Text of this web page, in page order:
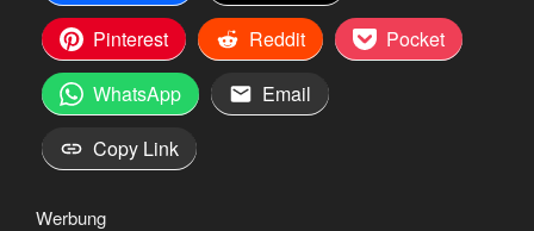
Pinterest
Reddit
Pocket
WhatsApp
Email
Copy Link
Werbung